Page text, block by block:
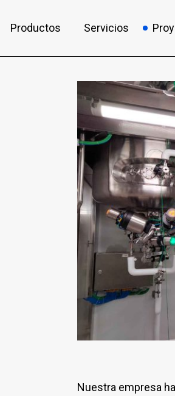
Productos Servicios
Nuestra empresa